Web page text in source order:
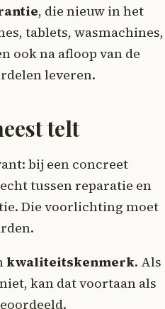
, die nieuw in het
tablets, wasmachines,
ook na afloop van de
leveren.
telt
bij een concreet
tussen reparatie en
Die voorlichting moet
kwaliteitskenmerk. Als
kan dat voortaan als